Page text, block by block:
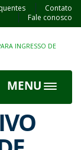
Contato
Fale conosco
INGRESSO DE
MENU
Toggle